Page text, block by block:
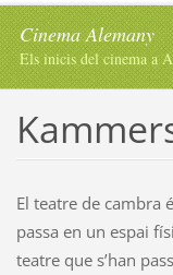
Cinema Alemany
Els inicis del cinema a
El teatre de cambra
passa en un espai
teatre que s’han